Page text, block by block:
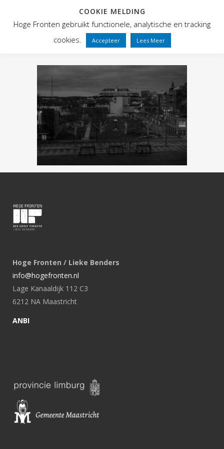
Hoge Fronten / Lieke Benders
info@hogefronten.nl
Lage Kanaaldijk 112 C3
6212 NA Maastricht
ANBI
COOKIE MELDING
Hoge Fronten gebruikt functionele, analytische en tracking
cookies.
Accepteer Lees Meer